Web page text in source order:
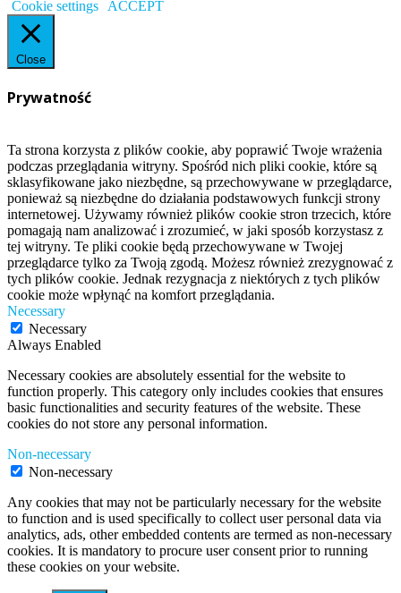
Cookie settings
ACCEPT
Close
Prywatność
Ta strona korzysta z plików cookie, aby poprawić Twoje wrażenia
podczas przeglądania witryny. Spośród nich pliki cookie, które są
sklasyfikowane jako niezbędne, są przechowywane w przeglądarce,
ponieważ są niezbędne do działania podstawowych funkcji strony
internetowej. Używamy również plików cookie stron trzecich, które
pomagają nam analizować i zrozumieć, w jaki sposób korzystasz z
tej witryny. Te pliki cookie będą przechowywane w Twojej
przeglądarce tylko za Twoją zgodą. Możesz również zrezygnować z
tych plików cookie. Jednak rezygnacja z niektórych z tych plików
cookie może wpłynąć na komfort przeglądania.
Necessary
Necessary
Always Enabled
Necessary cookies are absolutely essential for the website to
function properly. This category only includes cookies that ensures
basic functionalities and security features of the website. These
cookies do not store any personal information.
Non-necessary
Non-necessary
Any cookies that may not be particularly necessary for the website
to function and is used specifically to collect user personal data via
analytics, ads, other embedded contents are termed as non-necessary
cookies. It is mandatory to procure user consent prior to running
these cookies on your website.